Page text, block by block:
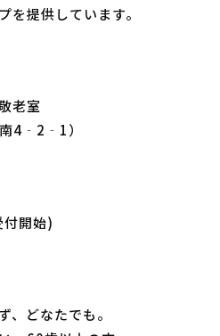
を提供しています。
老室
4‐2‐1）
開始)
、どなたでも。